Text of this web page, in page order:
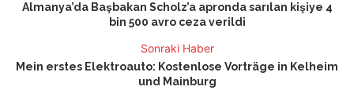
Almanya’da Başbakan Scholz’a apronda sarılan kişiye 4
bin 500 avro ceza verildi
Sonraki Haber
Mein erstes Elektroauto: Kostenlose Vorträge in Kelheim
und Mainburg